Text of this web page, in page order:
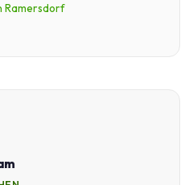
Ramersdorf